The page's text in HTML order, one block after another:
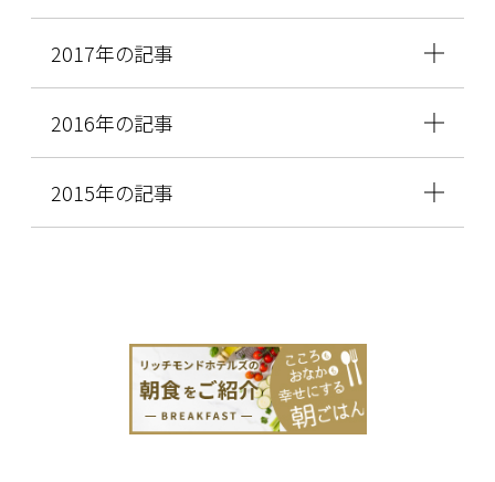
2017年の記事
2016年の記事
2015年の記事